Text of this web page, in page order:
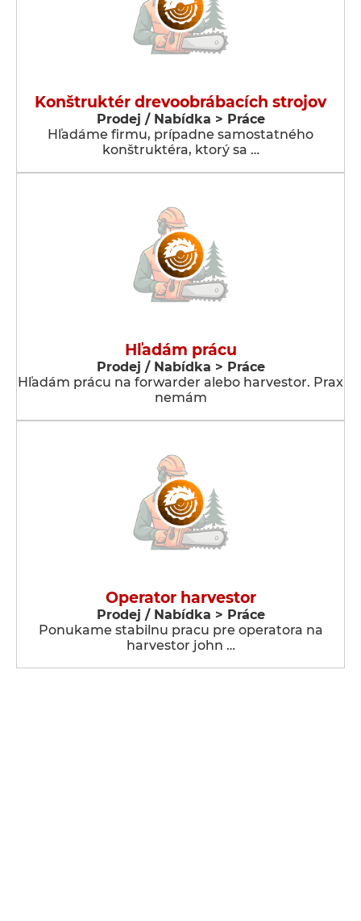
Konštruktér drevoobrábacích strojov
Prodej / Nabídka > Práce
Hľadáme firmu, prípadne samostatného
konštruktéra, ktorý sa …
Hľadám prácu
Prodej / Nabídka > Práce
Hľadám prácu na forwarder alebo harvestor. Prax
nemám
Operator harvestor
Prodej / Nabídka > Práce
Ponukame stabilnu pracu pre operatora na
harvestor john …